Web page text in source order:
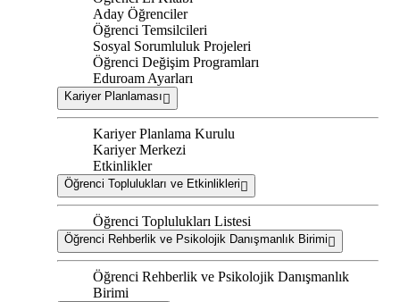
Aday Öğrenciler
Öğrenci Temsilcileri
Sosyal Sorumluluk Projeleri
Öğrenci Değişim Programları
Eduroam Ayarları
Kariyer Planlaması
Kariyer Planlama Kurulu
Kariyer Merkezi
Etkinlikler
Öğrenci Toplulukları ve Etkinlikleri
Öğrenci Toplulukları Listesi
Öğrenci Rehberlik ve Psikolojik Danışmanlık Birimi
Öğrenci Rehberlik ve Psikolojik Danışmanlık
Birimi